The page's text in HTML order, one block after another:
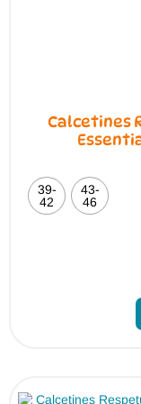
Calcetines
39-
42
43-
46